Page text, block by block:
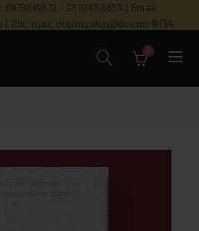
- 2310454655 | Email:
τιμές συμπεριλαμβάνεται ΦΠΑ
0